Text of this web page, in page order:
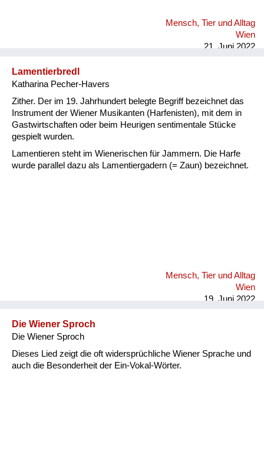
Mensch, Tier und Alltag
Wien
21. Juni 2022
Lamentierbredl
Katharina Pecher-Havers
Zither. Der im 19. Jahrhundert belegte Begriff bezeichnet das
Instrument der Wiener Musikanten (Harfenisten), mit dem in
Gastwirtschaften oder beim Heurigen sentimentale Stücke
gespielt wurden.
Lamentieren steht im Wienerischen für Jammern. Die Harfe
wurde parallel dazu als Lamentiergadern (= Zaun) bezeichnet.
Mensch, Tier und Alltag
Wien
19. Juni 2022
Die Wiener Sproch
Die Wiener Sproch
Dieses Lied zeigt die oft widersprüchliche Wiener Sprache und
auch die Besonderheit der Ein-Vokal-Wörter.